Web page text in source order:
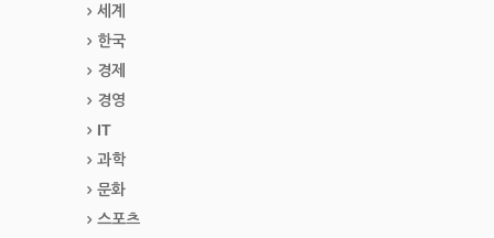
세계
한국
경제
경영
IT
과학
문화
스포츠